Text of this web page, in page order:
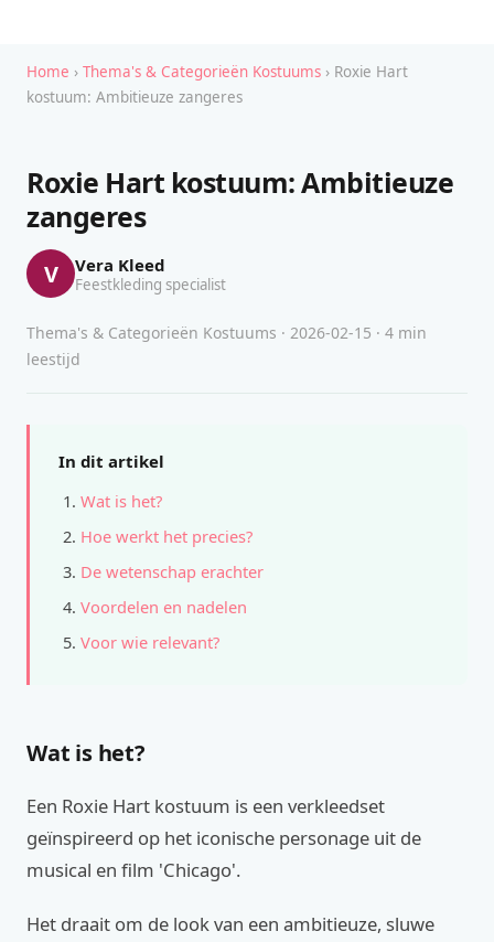
Home › Thema's & Categorieën Kostuums › Roxie Hart
kostuum: Ambitieuze zangeres
Roxie Hart kostuum: Ambitieuze
zangeres
V Vera Kleed
Feestkleding specialist
Thema's & Categorieën Kostuums · 2026-02-15 · 4 min
leestijd
In dit artikel
Wat is het?
Hoe werkt het precies?
De wetenschap erachter
Voordelen en nadelen
Voor wie relevant?
Wat is het?
Een Roxie Hart kostuum is een verkleedset
geïnspireerd op het iconische personage uit de
musical en film 'Chicago'.
Het draait om de look van een ambitieuze, sluwe